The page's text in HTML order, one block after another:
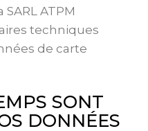
ATPM
techniques
de carte
SONT
DONNÉES